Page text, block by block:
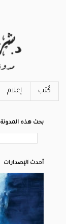
كُتب إعلام
بحث هذه المدونة
أحدث الإصدارات